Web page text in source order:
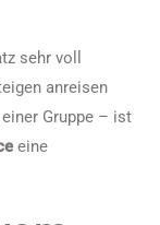
sehr voll
anreisen
Gruppe – ist
eine